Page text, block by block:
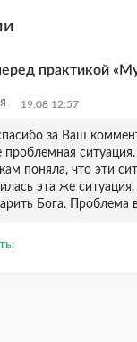
практикой
19.08 12:57
за Ваш
проблемная
поняла, что эти
эта же
Бога. Проблема